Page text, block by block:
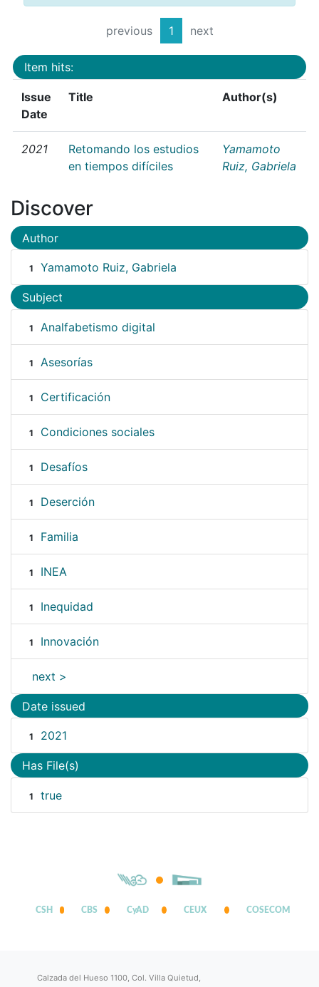
previous 1 next
Item hits:
Issue
Date
Title Author(s)
2021
Retomando los estudios
en tiempos difíciles
Yamamoto
Ruiz, Gabriela
Discover
Author
1 Yamamoto Ruiz, Gabriela
Subject
1 Analfabetismo digital
1 Asesorías
1 Certificación
1 Condiciones sociales
1 Desafíos
1 Deserción
1 Familia
1 INEA
1 Inequidad
1 Innovación
next >
Date issued
1 2021
Has File(s)
1 true
CSH CBS CyAD CEUX COSECOM
Calzada del Hueso 1100, Col. Villa Quietud,